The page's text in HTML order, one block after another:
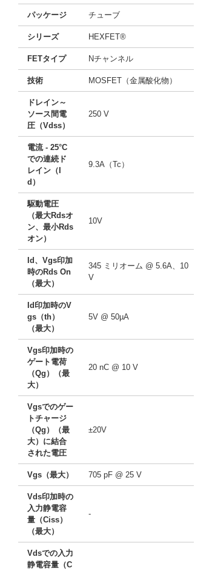
パッケージ チューブ
シリーズ HEXFET®
FETタイプ Nチャンネル
技術 MOSFET（金属酸化物）
ドレイン～
ソース間電
圧（Vdss）
250 V
電流 - 25°C
での連続ド
レイン（I
d）
9.3A（Tc）
駆動電圧
（最大Rdsオ
ン、最小Rds
オン）
10V
Id、Vgs印加
時のRds On
（最大）
345 ミリオーム @ 5.6A、10
V
Id印加時のV
gs（th）
（最大）
5V @ 50µA
Vgs印加時の
ゲート電荷
（Qg）（最
大）
20 nC @ 10 V
Vgsでのゲー
トチャージ
（Qg）（最
大）に結合
された電圧
±20V
Vgs（最大） 705 pF @ 25 V
Vds印加時の
入力静電容
量（Ciss）
（最大）
-
Vdsでの入力
静電容量（C